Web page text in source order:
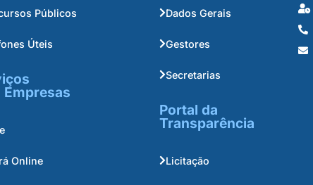
Públicos
Úteis
Empresas
Online
Dados Gerais
Gestores
Secretarias
Portal da
Transparência
Licitação